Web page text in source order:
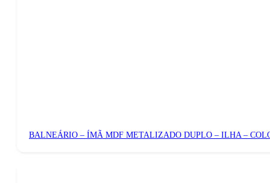
BALNEÁRIO – ÍMÃ MDF METALIZADO DUPLO – ILHA –